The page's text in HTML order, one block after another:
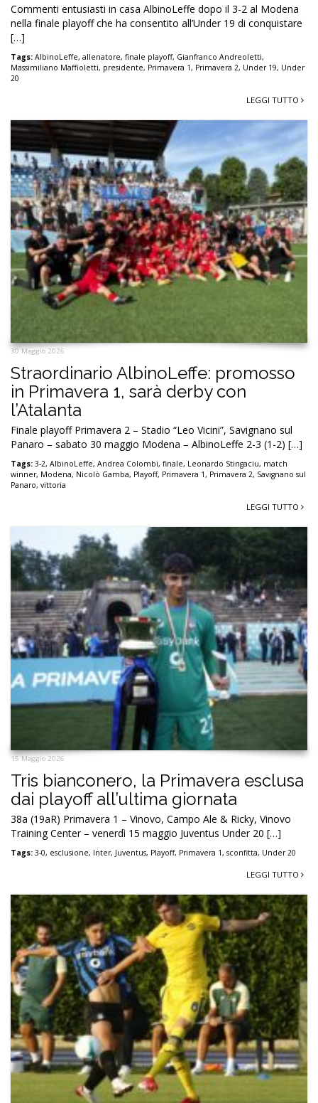
Commenti entusiasti in casa AlbinoLeffe dopo il 3-2 al Modena
nella finale playoff che ha consentito all’Under 19 di conquistare
[…]
Tags: AlbinoLeffe, allenatore, finale playoff, Gianfranco Andreoletti,
Massimiliano Maffioletti, presidente, Primavera 1, Primavera 2, Under 19, Under
20
LEGGI TUTTO
30 Maggio 2026
Straordinario AlbinoLeffe: promosso
in Primavera 1, sarà derby con
l’Atalanta
Finale playoff Primavera 2 – Stadio “Leo Vicini”, Savignano sul
Panaro – sabato 30 maggio Modena – AlbinoLeffe 2-3 (1-2) […]
Tags: 3-2, AlbinoLeffe, Andrea Colombi, finale, Leonardo Stingaciu, match
winner, Modena, Nicolò Gamba, Playoff, Primavera 1, Primavera 2, Savignano sul
Panaro, vittoria
LEGGI TUTTO
15 Maggio 2026
Tris bianconero, la Primavera esclusa
dai playoff all’ultima giornata
38a (19aR) Primavera 1 – Vinovo, Campo Ale & Ricky, Vinovo
Training Center – venerdì 15 maggio Juventus Under 20 […]
Tags: 3-0, esclusione, Inter, Juventus, Playoff, Primavera 1, sconfitta, Under 20
LEGGI TUTTO